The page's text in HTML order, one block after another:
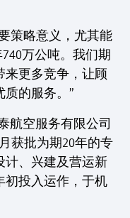
策略意义，尤其能
万公吨。我们期
来更多竞争，让顾
的服务。”
航空服务有限公司
获批为期20年的专
计、兴建及营运新
初投入运作，于机